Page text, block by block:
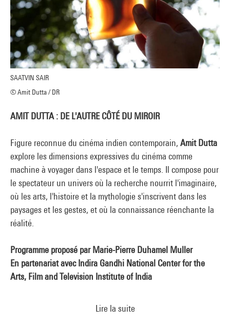
SAATVIN SAIR
© Amit Dutta / DR
AMIT DUTTA : DE L'AUTRE CÔTÉ DU MIROIR
Figure reconnue du cinéma indien contemporain, Amit Dutta
explore les dimensions expressives du cinéma comme
machine à voyager dans l'espace et le temps. Il compose pour
le spectateur un univers où la recherche nourrit l'imaginaire,
où les arts, l'histoire et la mythologie s'inscrivent dans les
paysages et les gestes, et où la connaissance réenchante la
réalité.
Programme proposé par Marie-Pierre Duhamel Muller
En partenariat avec Indira Gandhi National Center for the
Arts, Film and Television Institute of India
Lire la suite